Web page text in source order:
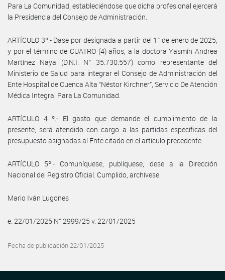
Para La Comunidad, estableciéndose que dicha profesional ejercerá
la Presidencia del Consejo de Administración.
ARTÍCULO 3º.- Dase por designada a partir del 1° de enero de 2025,
y por el término de CUATRO (4) años, a la doctora Yasmín Andrea
Martínez Naya (D.N.I. N° 35.730.557) como representante del
Ministerio de Salud para integrar el Consejo de Administración del
Ente Hospital de Cuenca Alta “Néstor Kirchner”, Servicio De Atención
Médica Integral Para La Comunidad.
ARTÍCULO 4 º.- El gasto que demande el cumplimiento de la
presente, será atendido con cargo a las partidas específicas del
presupuesto asignadas al Ente citado en el artículo precedente.
ARTÍCULO 5º.- Comuníquese, publíquese, dese a la Dirección
Nacional del Registro Oficial. Cumplido, archívese.
Mario Iván Lugones
e. 22/01/2025 N° 2999/25 v. 22/01/2025
Fecha de publicación 22/01/2025